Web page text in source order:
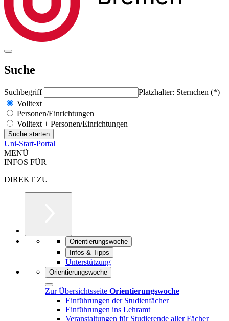
Suche
Suchbegriff
Platzhalter: Sternchen (*)
Volltext
Personen/Einrichtungen
Volltext + Personen/Einrichtungen
Uni-Start-Portal
MENÜ
INFOS FÜR
DIREKT ZU
Orientierungswoche
Infos & Tipps
Unterstützung
Orientierungswoche
Zur Übersichtsseite Orientierungswoche
Einführungen der Studienfächer
Einführungen ins Lehramt
Veranstaltungen für Studierende aller Fächer